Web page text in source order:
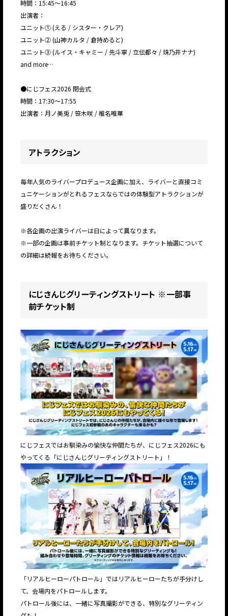
時間：15:45〜16:45
出演者：
ユニット① (える / シスター・クレア)
ユニット② (山神カルタ / 倉持めると)
ユニット③ (ルイス・キャミー / 先斗寧 / 立伝都々 / 珠乃井ナナ)
and more…
●にじフェス2026 閉会式
時間：17:30〜17:55
出演者：月ノ美兎 / 笹木咲 / 椎名唯華
アトラクション
毎年人気のライバープロデュース企画に加え、ライバーと直接コミ
ュニケーションがとれるフェスならではの体験型アトラクションが
盛りだくさん！
※各企画の出演ライバーは日によって異なります。
※一部の企画は事前チケット制となります。チケット抽選について
の詳細は続報をお待ちください。
にじさんじグリーティングストリート ※一部事
前チケット制
にじフェスではお馴染みの愉快な仲間たちが、にじフェス2026にも
やってくる「にじさんじグリーティングストリート」！
「リアルヒーローパトロール」ではリアルヒーローたちが手分けし
て、会場内をパトロールします。
パトロール後には、一緒に写真撮影ができる、特別なグリーティン